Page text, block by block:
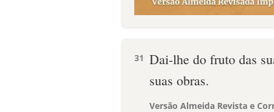
31 Dai-lhe do fruto das
suas obras.
Versão Almeida Revista e